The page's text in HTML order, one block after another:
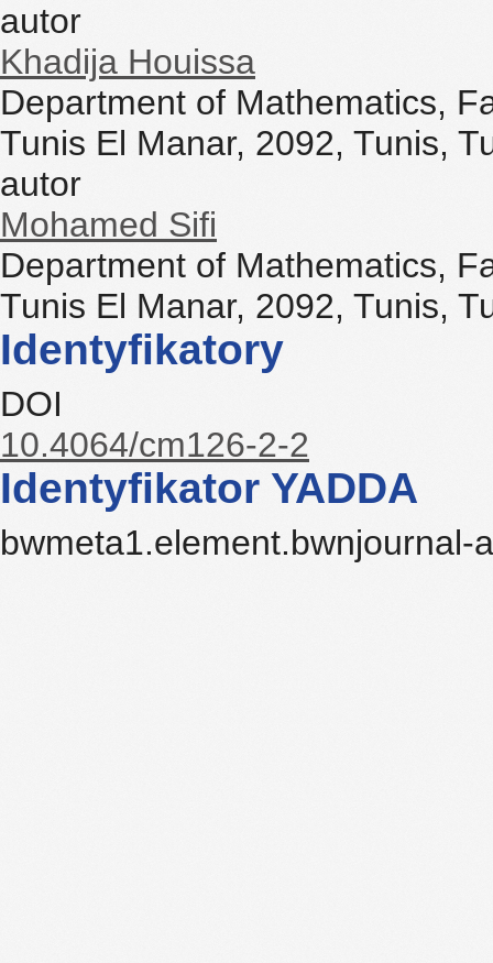
autor
Khadija Houissa
Department of Mathematics,
Tunis El Manar, 2092, Tunis,
autor
Mohamed Sifi
Department of Mathematics,
Tunis El Manar, 2092, Tunis,
Identyfikatory
DOI
10.4064/cm126-2-2
Identyfikator YADDA